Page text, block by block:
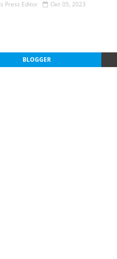
Press Editor
Οκτ 05, 2023
BLOGGER